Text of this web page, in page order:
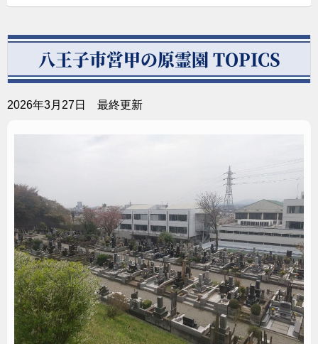
後ろ姿も洗練が際立つデザインに仕上がりました。側
面に彫刻を施す仕様となります。
八王子市営甲の原霊園 TOPICS
2026年3月27日 最終更新